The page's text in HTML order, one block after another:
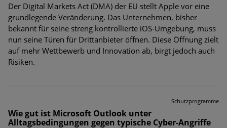
Der Digital Markets Act (DMA) der EU stellt Apple vor eine
grundlegende Veränderung. Das Unternehmen, bisher
bekannt für seine streng kontrollierte iOS-Umgebung, muss
nun seine Türen für Drittanbieter öffnen. Diese Öffnung zielt
auf mehr Wettbewerb und Innovation ab, birgt jedoch auch
Risiken.
Schutzprogramme
Wie gut ist Microsoft Outlook unter
Alltagsbedingungen gegen typische Cyber-Angriffe